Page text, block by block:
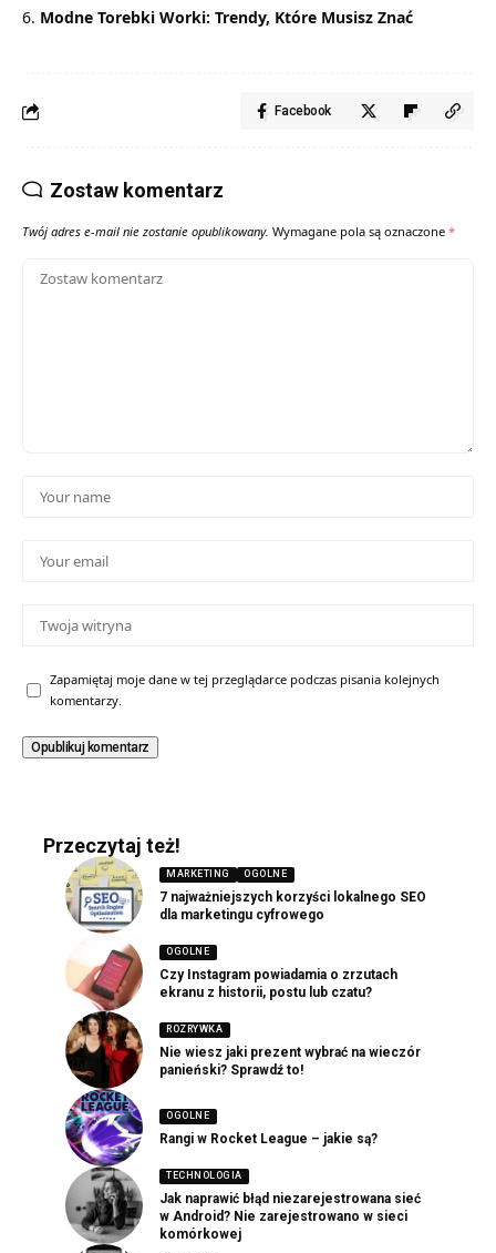
Modne Torebki Worki: Trendy, Które Musisz Znać
Facebook
Zostaw komentarz
Twój adres e-mail nie zostanie opublikowany. Wymagane pola są oznaczone *
Zapamiętaj moje dane w tej przeglądarce podczas pisania kolejnych
komentarzy.
Przeczytaj też!
MARKETING OGOLNE
7 najważniejszych korzyści lokalnego SEO
dla marketingu cyfrowego
OGOLNE
Czy Instagram powiadamia o zrzutach
ekranu z historii, postu lub czatu?
ROZRYWKA
Nie wiesz jaki prezent wybrać na wieczór
panieński? Sprawdź to!
OGOLNE
Rangi w Rocket League – jakie są?
TECHNOLOGIA
Jak naprawić błąd niezarejestrowana sieć
w Android? Nie zarejestrowano w sieci
komórkowej